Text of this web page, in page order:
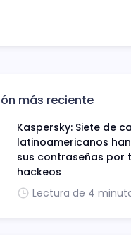
más reciente
Kaspersky: Siete de
latinoamericanos
sus contraseñas por
hackeos
Lectura de 4